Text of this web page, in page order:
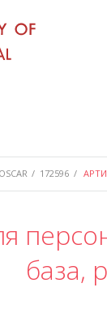
/ 172596 /
база,